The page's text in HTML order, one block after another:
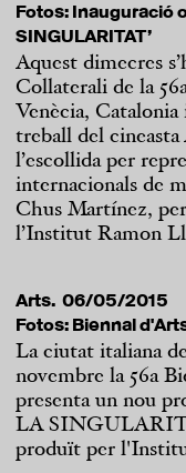
Fotos: Inauguració
SINGULARITAT’
Aquest dimecres
Collaterali de la
Venècia,
treball del
l’escollida per
internacionals de
Chus Martínez,
l’Institut Ramon
Arts. 06/05/2015
Fotos: Biennal
La ciutat italiana
novembre la 56a
presenta un nou
LA
produït per